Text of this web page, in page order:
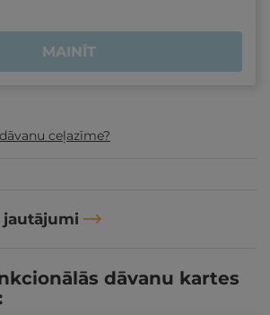
MAINĪT
ceļazīme?
jautājumi
dāvanu kartes